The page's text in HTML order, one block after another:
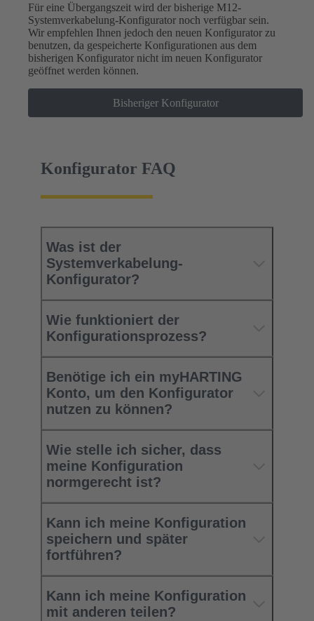
Für eine Übergangszeit wird der bisherige M12-
Systemverkabelung-Konfigurator noch verfügbar sein.
Wir empfehlen Ihnen jedoch den neuen Konfigurator zu
benutzen, da gespeicherte Konfigurationen aus dem
bisherigen Konfigurator nicht im neuen Konfigurator
geöffnet werden können.
Bisheriger Konfigurator
Konfigurator FAQ
Was ist der
Systemverkabelung-
Konfigurator?
Wie funktioniert der
Konfigurationsprozess?
Benötige ich ein myHARTING
Konto, um den Konfigurator
nutzen zu können?
Wie stelle ich sicher, dass
meine Konfiguration
normgerecht ist?
Kann ich meine Konfiguration
speichern und später
fortführen?
Kann ich meine Konfiguration
mit anderen teilen?